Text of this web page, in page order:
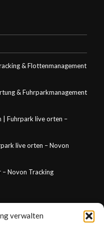
verwalten
& Flottenmanagement
& Fuhrparkmanagement
| Fuhrpark live orten –
live orten – Novon
– Novon Tracking